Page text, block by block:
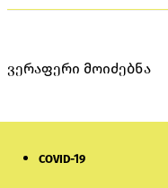
ვერაფერი მოიძებნა
COVID-19